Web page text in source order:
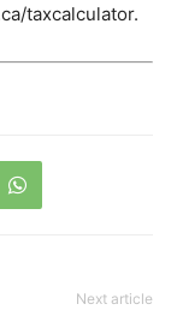
taxcalculator.
Next article